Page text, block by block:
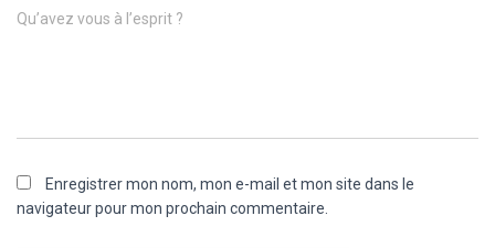
Qu’avez vous à l’esprit ?
Enregistrer mon nom, mon e-mail et mon site dans le
navigateur pour mon prochain commentaire.